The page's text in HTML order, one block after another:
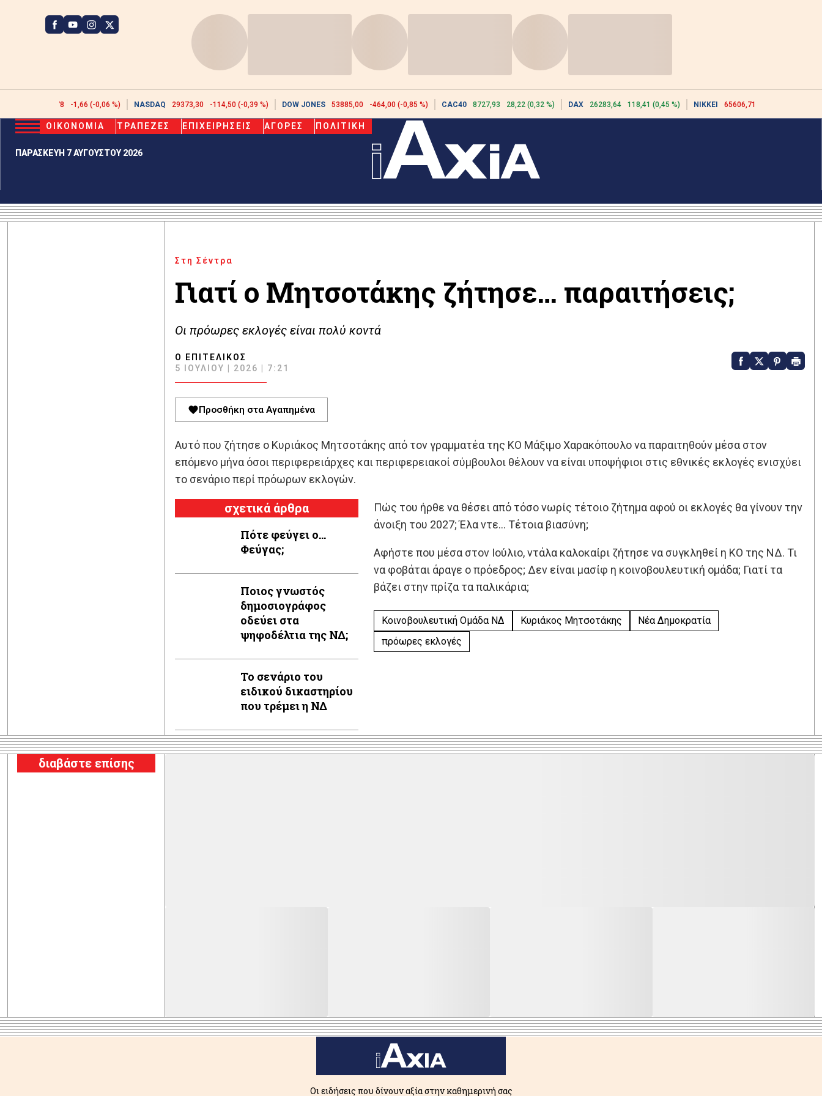
2606,78 -1,66 (-0,06 %) NASDAQ 29373,30 -114,50 (-0,39 %) DOW JONES 53885,00 -464,00 (-0,85 %) CAC40 8727,93 28,22 (0,32 %) DAX 26283,64 118,41 (0,45 %) NIKKEI 65606,71
ΠΑΡΑΣΚΕΥΗ 7 ΑΥΓΟΥΣΤΟΥ 2026
ΟΙΚΟΝΟΜΙΑ ΤΡΑΠΕΖΕΣ ΕΠΙΧΕΙΡΗΣΕΙΣ ΑΓΟΡΕΣ ΠΟΛΙΤΙΚΗ
Στη Σέντρα
Γιατί ο Μητσοτάκης ζήτησε… παραιτήσεις;
Οι πρόωρες εκλογές είναι πολύ κοντά
Ο ΕΠΙΤΕΛΙΚΌΣ
5 ΙΟΥΛΊΟΥ | 2026 | 7:21
Προσθήκη στα Αγαπημένα
Αυτό που ζήτησε ο Κυριάκος Μητσοτάκης από τον γραμματέα της ΚΟ Μάξιμο Χαρακόπουλο να παραιτηθούν μέσα στον
επόμενο μήνα όσοι περιφερειάρχες και περιφερειακοί σύμβουλοι θέλουν να είναι υποψήφιοι στις εθνικές εκλογές ενισχύει
το σενάριο περί πρόωρων εκλογών.
σχετικά άρθρα
Πότε φεύγει ο…
Φεύγας;
Ποιος γνωστός
δημοσιογράφος
οδεύει στα
ψηφοδέλτια της ΝΔ;
Το σενάριο του
ειδικού δικαστηρίου
που τρέμει η ΝΔ
Πώς του ήρθε να θέσει από τόσο νωρίς τέτοιο ζήτημα αφού οι εκλογές θα γίνουν την
άνοιξη του 2027; Έλα ντε… Τέτοια βιασύνη;
Αφήστε που μέσα στον Ιούλιο, ντάλα καλοκαίρι ζήτησε να συγκληθεί η ΚΟ της ΝΔ. Τι
να φοβάται άραγε ο πρόεδρος; Δεν είναι μασίφ η κοινοβουλευτική ομάδα; Γιατί τα
βάζει στην πρίζα τα παλικάρια;
Κοινοβουλευτική Ομάδα ΝΔ Κυριάκος Μητσοτάκης
Νέα Δημοκρατία
πρόωρες εκλογές
διαβάστε επίσης
Οι ειδήσεις που δίνουν αξία στην καθημερινή σας